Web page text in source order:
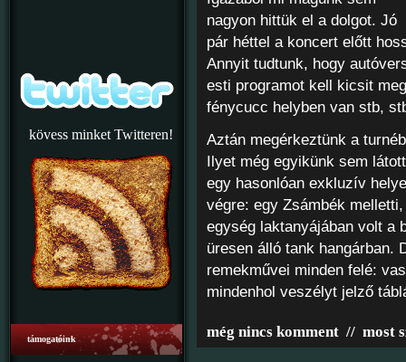
kövess minket Twitteren!
támogatóink
nagyon hittük el a dolgot. Jó
pár héttel a koncert előtt
Annyit tudtunk, hogy
esti programot kell kicsit
fénycucc helyben van stb,
Aztán megérkeztünk a
Ilyet még egyikünk sem
egy hasonlóan exkluzív
végre: egy Zsámbék
egység laktanyájában volt a
üresen álló tank hangárban.
remekművei minden felé:
mindenhol veszélyt jelző
még nincs komment // most